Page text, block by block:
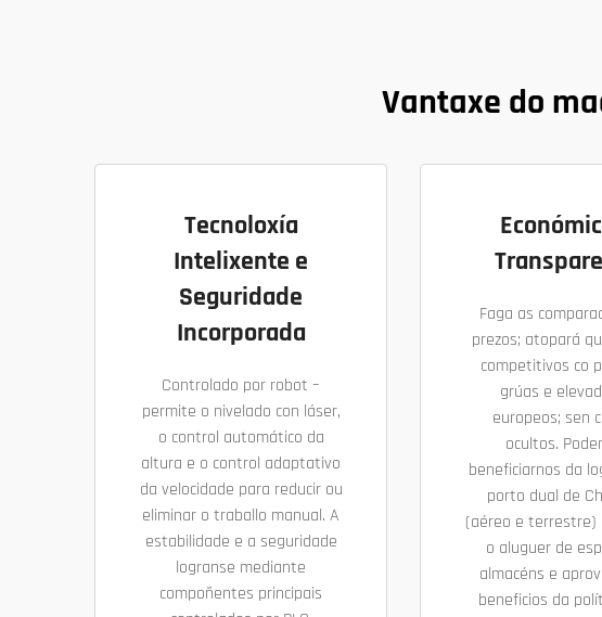
Vantaxe do
Tecnoloxía
Intelixente e
Seguridade
Incorporada
Controlado por robot –
permite o nivelado con láser,
o control automático da
altura e o control adaptativo
da velocidade para reducir ou
eliminar o traballo manual. A
estabilidade e a seguridade
logranse mediante
compoñentes principais
Faga as
prezos; atopará
competitivos co
grúas e
europeos; sen
ocultos.
beneficiarnos da
porto dual de
(aéreo e terrestre)
o aluguer de
almacéns e
beneficios da